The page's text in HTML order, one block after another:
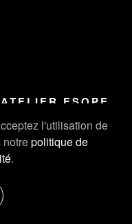
l'utilisation de
notrepolitique de
.
ATELIER ESOPE